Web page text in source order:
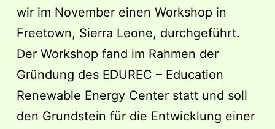
wir im November einen Workshop in
Freetown, Sierra Leone, durchgeführt.
Der Workshop fand im Rahmen der
Gründung des EDUREC – Education
Renewable Energy Center statt und soll
den Grundstein für die Entwicklung einer